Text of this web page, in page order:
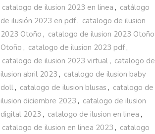
catalogo de ilusion 2023 en linea , catálogo
de ilusión 2023 en pdf, catalogo de ilusion
2023 Otoño , catalogo de ilusion 2023 Otoño
Otoño , catalogo de ilusion 2023 pdf,
catalogo de ilusion 2023 virtual , catalogo de
ilusion abril 2023 , catalogo de ilusion baby
doll , catalogo de ilusion blusas , catalogo de
ilusion diciembre 2023 , catalogo de ilusion
digital 2023 , catalogo de ilusion en linea ,
catalogo de ilusion en linea 2023 , catalogo